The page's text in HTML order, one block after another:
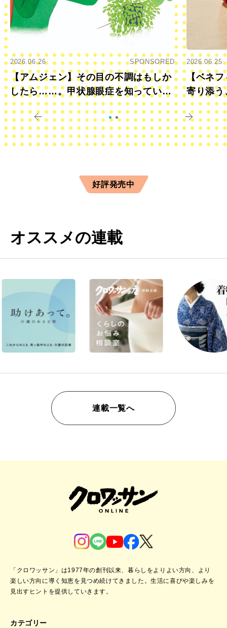
2026.06.26 SPONSORED
【アムジェン】その目の不調はもしか
したら……。甲状腺眼症を知っていま
すか？
2026.06.25
【ベネフ
寄り添う
きに
好評発売中
オススメの連載
連載一覧へ
「クロワッサン」は1977年の創刊以来、暮らしをよりよい方向、より
楽しい方向に導く知恵を見つめ続けてきました。生活に喜びや楽しみを
見出すヒントを提供していきます。
カテゴリー